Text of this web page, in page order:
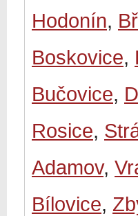
Hodonín,
Boskovice,
Bučovice,
Rosice,
Adamov,
Bílovice,